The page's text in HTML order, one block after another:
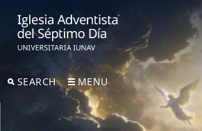
SEARCH MENU